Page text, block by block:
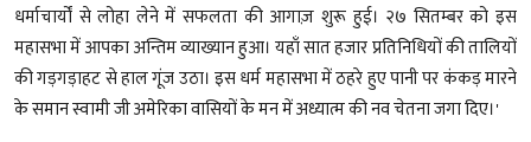
धर्माचार्यों से लोहा लेने में सफलता की आगाज़ शुरू हुई। २७ सितम्बर को इस
महासभा में आपका अन्तिम व्याख्यान हुआ। यहाँ सात हजार प्रतिनिधियों की तालियों
की गड़गड़ाहट से हाल गूंज उठा। इस धर्म महासभा में ठहरे हुए पानी पर कंकड़ मारने
के समान स्वामी जी अमेरिका वासियों के मन में अध्यात्म की नव चेतना जगा दिए।'